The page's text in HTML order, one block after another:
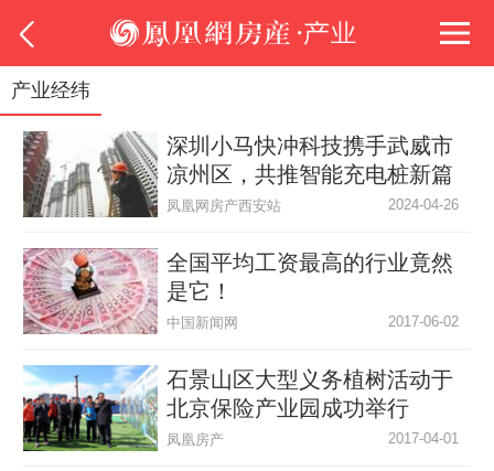
产业经纬
深圳小马快冲科技携手武威市
凉州区，共推智能充电桩新篇
章
凤凰网房产西安站 2024-04-26
全国平均工资最高的行业竟然
是它！
中国新闻网 2017-06-02
石景山区大型义务植树活动于
北京保险产业园成功举行
凤凰房产 2017-04-01